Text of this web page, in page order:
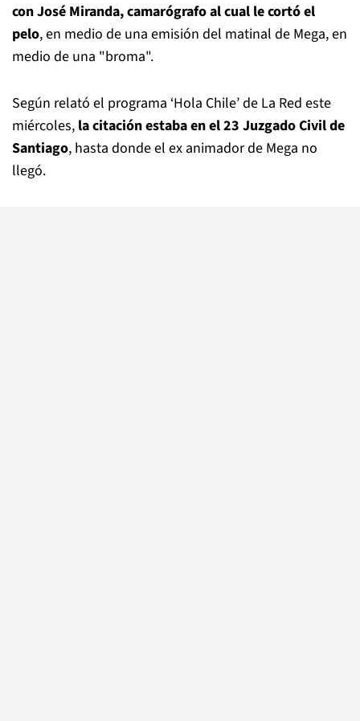
con José Miranda, camarógrafo al cual le cortó el
pelo, en medio de una emisión del matinal de Mega, en
medio de una "broma".
Según relató el programa ‘Hola Chile’ de La Red este
miércoles, la citación estaba en el 23 Juzgado Civil de
Santiago, hasta donde el ex animador de Mega no
llegó.